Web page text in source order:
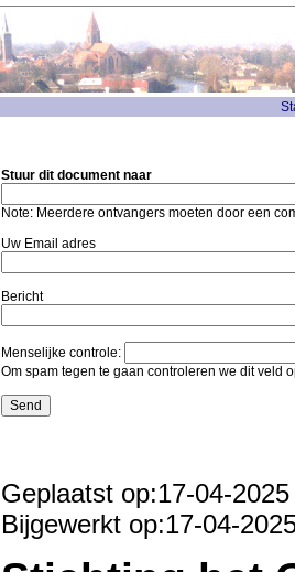
Stuur dit document naar
Note: Meerdere ontvangers moeten door een
Uw Email adres
Bericht
Menselijke controle:
Om spam tegen te gaan controleren we dit veld
Geplaatst op:17-04-2025
Bijgewerkt op:17-04-